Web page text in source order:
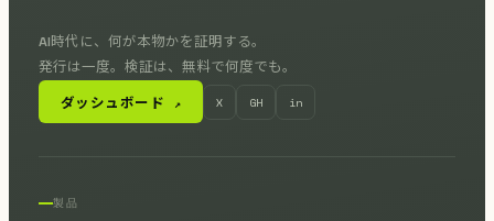
AI時代に、何が本物かを証明する。
発行は一度。検証は、無料で何度でも。
ダッシュボード ↗ X GH in
製品